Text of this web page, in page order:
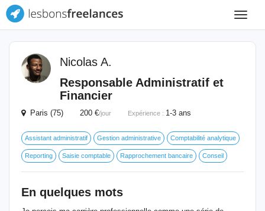
Toggle
Nicolas A.
Responsable Administratif et
Financier
Paris (75) 200 €/jour Expérience : 1-3 ans
Assistant administratif Gestion administrative Comptabilité analytique
Reporting Saisie comptable Rapprochement bancaire Conseil
En quelques mots